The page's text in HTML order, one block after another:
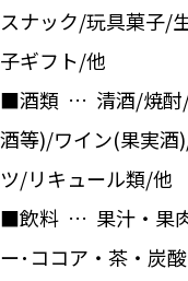
スナック/玩具菓子/
子ギフト/他
■酒類 … 清酒/焼酎/
酒等)/ワイン(果実酒
ツ/リキュール類/他
■飲料 … 果汁・果
ー･ココア・茶・炭